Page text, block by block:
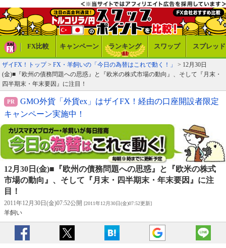
FX比較 キャンペーン ランキング スワップ スプレッド
ザイFX！トップ> FX・羊飼いの「今日の為替はこれで動く！」
> 12月30日
(金)■『欧州の債務問題への思惑』と『欧米の株式市場の動向』、そして『月末・
四半期末・年末要因』に注目！
GMO外貨「外貨ex」はザイFX！経由の口座開設者限定
キャンペーン実施中！
12月30日(金)■『欧州の債務問題への思惑』と『欧米の株式
市場の動向』、そして『月末・四半期末・年末要因』に注
目！
2011年12月30日(金)07:52公開 [2011年12月30日(金)07:52更新]
羊飼い